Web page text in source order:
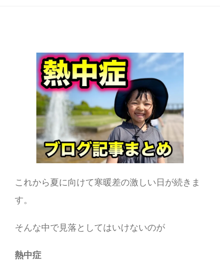
これから夏に向けて寒暖差の激しい日が続きま
す。
そんな中で見落としてはいけないのが
熱中症